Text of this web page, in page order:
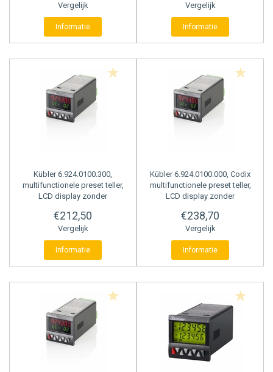
Vergelijk
Informatie
Vergelijk
Informatie
Kübler6.924.0100.300,
multifunctionele preset teller,
LCD display zonder
€212,50
Vergelijk
Informatie
Kübler6.924.0100.000, Codix
multifunctionele preset teller,
LCD display zonder
€238,70
Vergelijk
Informatie